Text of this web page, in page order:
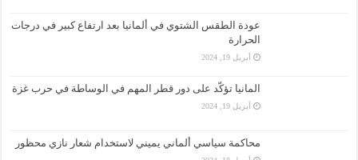
عودة الطقس الشتوي في ألمانيا بعد ارتفاع كبير في درجات
الحرارة
أبريل 19, 2024
المانيا تؤكّد على دور قطر المهم في الوساطة في حرب غزة
أبريل 19, 2024
محاكمة سياسي ألماني يميني لاستخدام شعار نازي محظور